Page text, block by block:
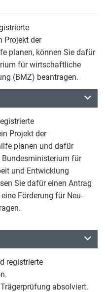
Projekt der
planen, können Sie dafür
für wirtschaftliche
(BMZ) beantragen.
Projekt der
planen und dafür
für
und Entwicklung
Sie dafür einen Antrag
Förderung für Neu-
registrierte
absolviert.